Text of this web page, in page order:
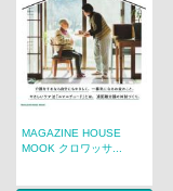
MAGAZINE HOUSE
MOOK クロワッサ...